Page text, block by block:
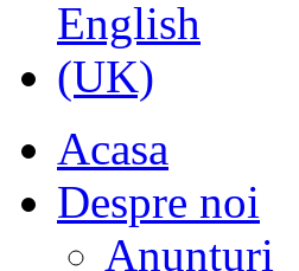
Acasa
Despre noi
Anunturi